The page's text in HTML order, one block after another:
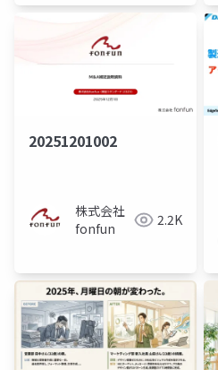
20251201002
株式会社
fonfun
2.2K